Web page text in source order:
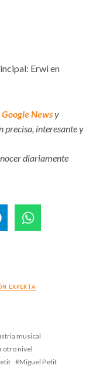
Erwi en
Google Newsy
precisa, interesante y
diariamente
EXPERTA
musical
otro nivel
Miguel Petit